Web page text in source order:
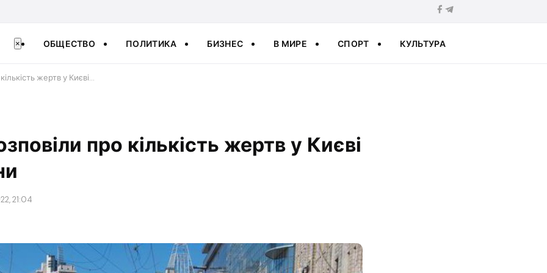
× ОБЩЕСТВО ПОЛИТИКА БИЗНЕС В МИРЕ СПОРТ КУЛЬТУРА
жертв у Києві…
про кількість жертв у Києві
21:04